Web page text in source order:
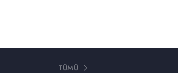
TÜMÜ